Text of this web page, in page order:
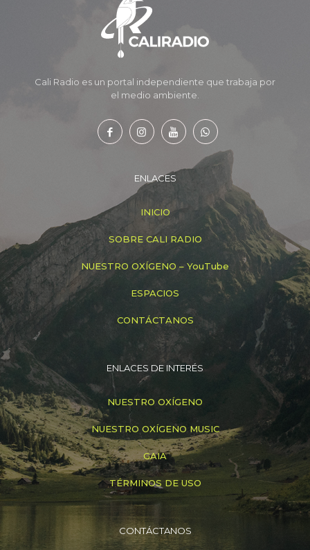
Cali Radio es un portal independiente que trabaja por
el medio ambiente.
ENLACES
INICIO
SOBRE CALI RADIO
NUESTRO OXÍGENO – YouTube
ESPACIOS
CONTÁCTANOS
ENLACES DE INTERÉS
NUESTRO OXÍGENO
NUESTRO OXÍGENO MUSIC
GAIA
TÉRMINOS DE USO
CONTÁCTANOS